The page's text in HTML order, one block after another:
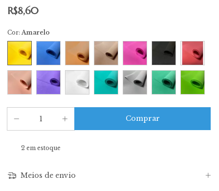
R$8,60
Cor: Amarelo
2 em estoque
Meios de envio